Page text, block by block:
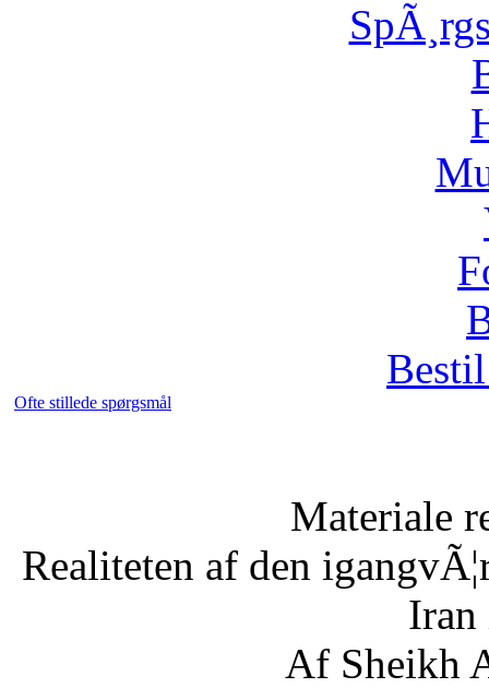
Ofte stillede spørgsmål
Materiale
Realiteten af den
Iran
Af Sheikh